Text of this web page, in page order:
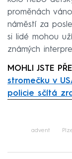
proměnách
náměstí za
si lidé mohou
známých
MOHLI JSTE
stromečku v
policie sčítá
advent